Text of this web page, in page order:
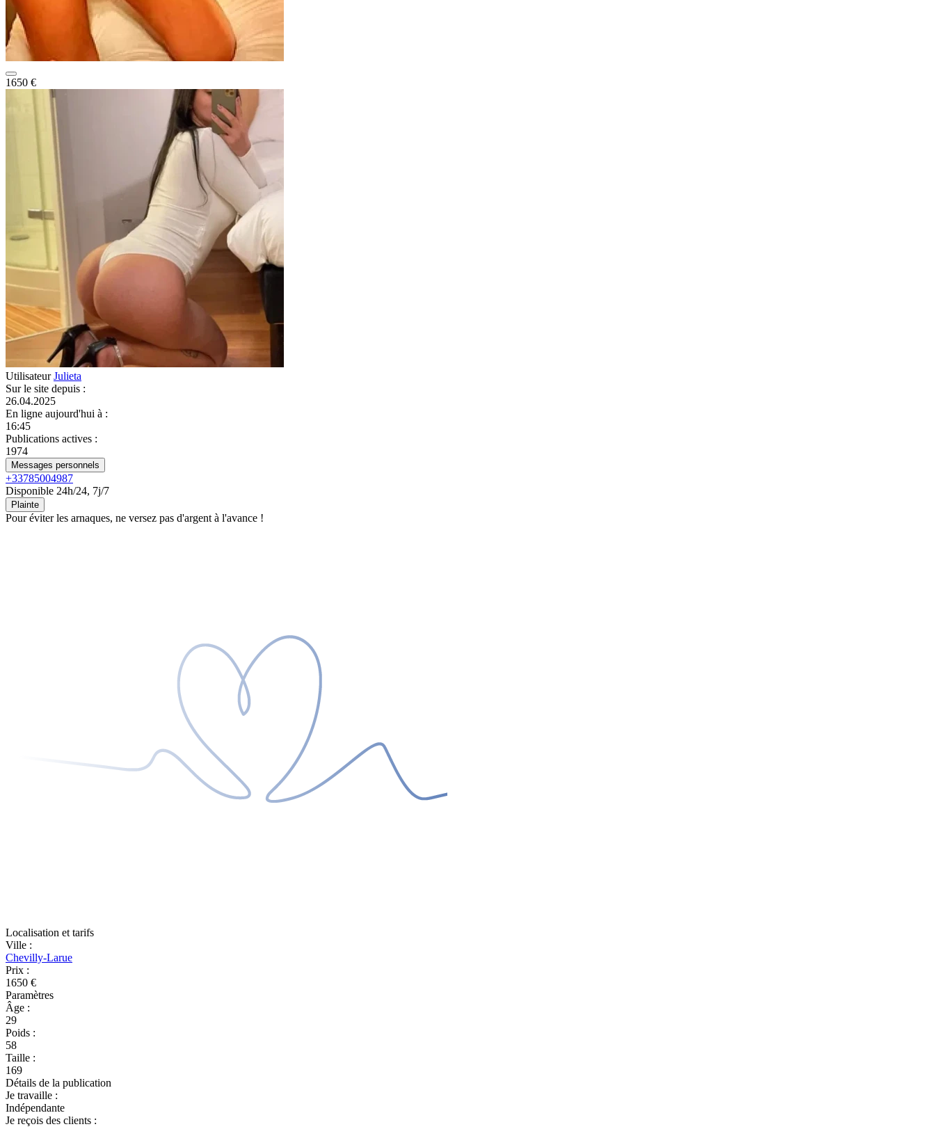
1650 €
UtilisateurJulieta
Sur le site depuis :
26.04.2025
En ligne aujourd'hui à :
16:45
Publications actives :
1974
Messages personnels
+33785004987
Disponible 24h/24, 7j/7
Plainte
Pour éviter les arnaques, ne versez pas d'argent à l'avance !
Localisation et tarifs
Ville :
Chevilly-Larue
Prix :
1650 €
Paramètres
Âge :
29
Poids :
58
Taille :
169
Détails de la publication
Je travaille :
Indépendante
Je reçois des clients :